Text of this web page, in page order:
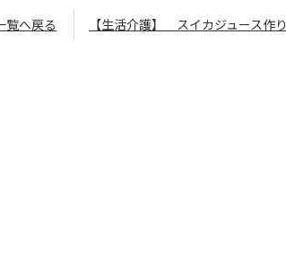
覧へ戻る 【生活介護】 スイカジュース作り